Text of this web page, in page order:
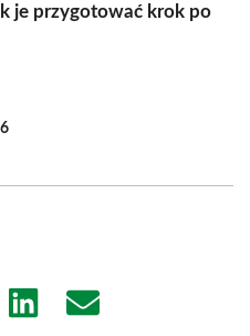
je przygotować krok po
Share
Share